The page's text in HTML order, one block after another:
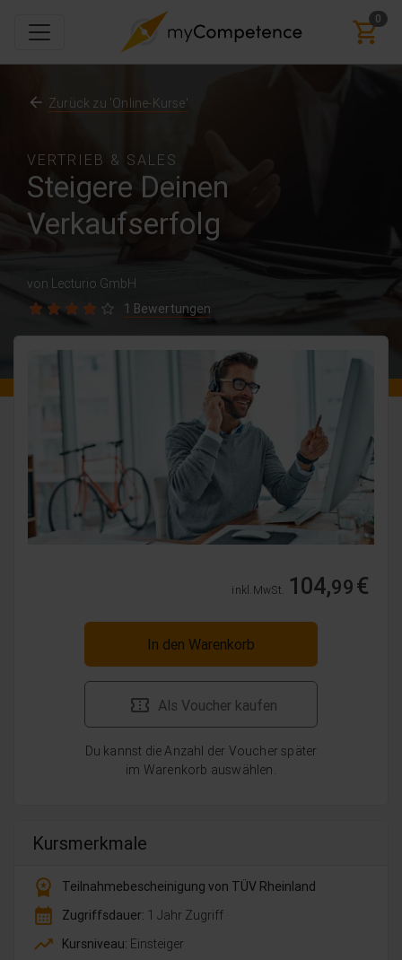
0
VERTRIEB & SALES
Steigere Deinen
Verkaufserfolg
von Lecturio GmbH
1 Bewertungen
Zurück zu 'Online-Kurse'
inkl. MwSt. 104,99€
In den Warenkorb
Als Voucher kaufen
Du kannst die Anzahl der Voucher später
im Warenkorb auswählen.
Kursmerkmale
workspace_premium
Teilnahmebescheinigung von TÜV Rheinland
calendar_month Zugriffsdauer: 1 Jahr Zugriff
trending_up Kursniveau: Einsteiger